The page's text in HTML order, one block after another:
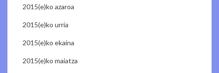
2015(e)ko azaroa
2015(e)ko urria
2015(e)ko ekaina
2015(e)ko maiatza